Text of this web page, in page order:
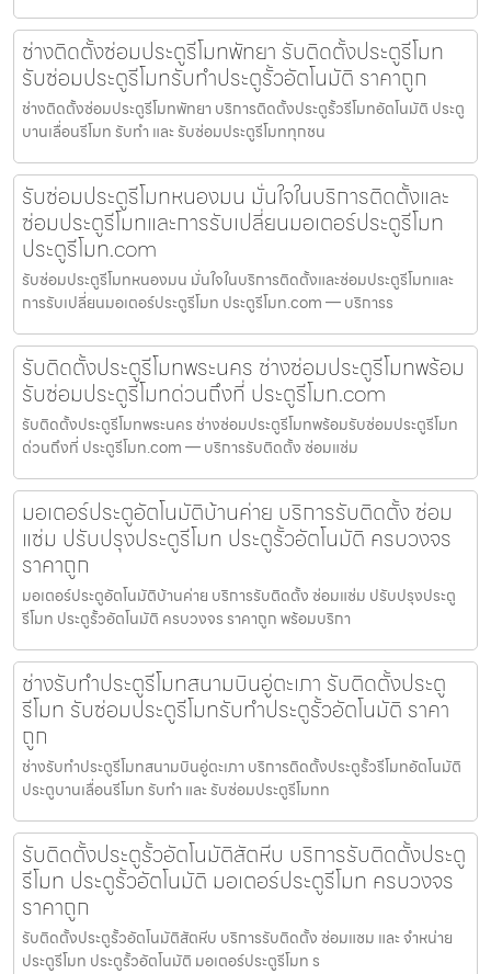
ช่างติดตั้งซ่อมประตูรีโมทพัทยา รับติดตั้งประตูรีโมท
รับซ่อมประตูรีโมทรับทำประตูรั้วอัตโนมัติ ราคาถูก
ช่างติดตั้งซ่อมประตูรีโมทพัทยา บริการติดตั้งประตูรั้วรีโมทอัตโนมัติ ประตู
บานเลื่อนรีโมท รับทำ และ รับซ่อมประตูรีโมททุกชน
รับซ่อมประตูรีโมทหนองมน มั่นใจในบริการติดตั้งและ
ซ่อมประตูรีโมทและการรับเปลี่ยนมอเตอร์ประตูรีโมท
ประตูรีโมท.com
รับซ่อมประตูรีโมทหนองมน มั่นใจในบริการติดตั้งและซ่อมประตูรีโมทและ
การรับเปลี่ยนมอเตอร์ประตูรีโมท ประตูรีโมท.com — บริการร
รับติดตั้งประตูรีโมทพระนคร ช่างซ่อมประตูรีโมทพร้อม
รับซ่อมประตูรีโมทด่วนถึงที่ ประตูรีโมท.com
รับติดตั้งประตูรีโมทพระนคร ช่างซ่อมประตูรีโมทพร้อมรับซ่อมประตูรีโมท
ด่วนถึงที่ ประตูรีโมท.com — บริการรับติดตั้ง ซ่อมแซ่ม
มอเตอร์ประตูอัตโนมัติบ้านค่าย บริการรับติดตั้ง ซ่อม
แซ่ม ปรับปรุงประตูรีโมท ประตูรั้วอัตโนมัติ ครบวงจร
ราคาถูก
มอเตอร์ประตูอัตโนมัติบ้านค่าย บริการรับติดตั้ง ซ่อมแซ่ม ปรับปรุงประตู
รีโมท ประตูรั้วอัตโนมัติ ครบวงจร ราคาถูก พร้อมบริกา
ช่างรับทำประตูรีโมทสนามบินอู่ตะเภา รับติดตั้งประตู
รีโมท รับซ่อมประตูรีโมทรับทำประตูรั้วอัตโนมัติ ราคา
ถูก
ช่างรับทำประตูรีโมทสนามบินอู่ตะเภา บริการติดตั้งประตูรั้วรีโมทอัตโนมัติ
ประตูบานเลื่อนรีโมท รับทำ และ รับซ่อมประตูรีโมทท
รับติดตั้งประตูรั้วอัตโนมัติสัตหีบ บริการรับติดตั้งประตู
รีโมท ประตูรั้วอัตโนมัติ มอเตอร์ประตูรีโมท ครบวงจร
ราคาถูก
รับติดตั้งประตูรั้วอัตโนมัติสัตหีบ บริการรับติดตั้ง ซ่อมแซม และ จำหน่าย
ประตูรีโมท ประตูรั้วอัตโนมัติ มอเตอร์ประตูรีโมท ร